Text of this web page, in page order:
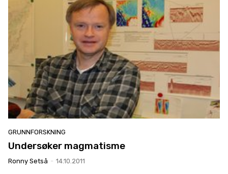
GRUNNFORSKNING
Undersøker magmatisme
Ronny Setså - 14.10.2011